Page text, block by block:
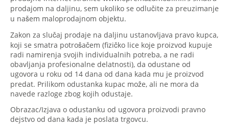
prodajom na daljinu, sem ukoliko se odlučite za preuzimanje
u našem maloprodajnom objektu.
Zakon za slučaj prodaje na daljinu ustanovljava pravo kupca,
koji se smatra potrošačem (fizičko lice koje proizvod kupuje
radi namirenja svojih individualnih potreba, a ne radi
obavljanja profesionalne delatnosti), da odustane od
ugovora u roku od 14 dana od dana kada mu je proizvod
predat. Prilikom odustanka kupac može, ali ne mora da
navede razloge zbog kojih odustaje.
Obrazac/Izjava o odustanku od ugovora proizvodi pravno
dejstvo od dana kada je poslata trgovcu.